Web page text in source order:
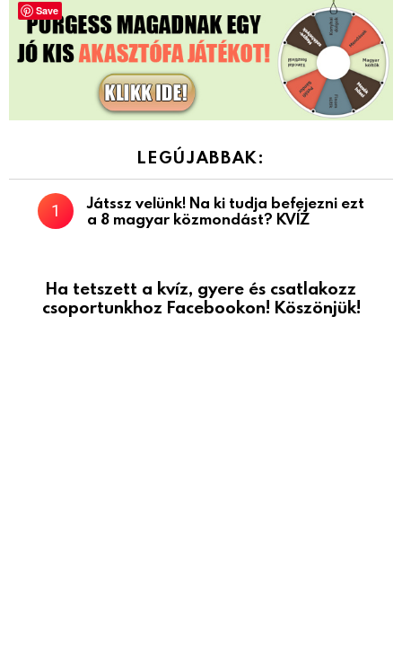
LEGÚJABBAK:
Játssz velünk! Na ki tudja befejezni ezt
a 8 magyar közmondást? KVÍZ
Ha tetszett a kvíz, gyere és csatlakozz
csoportunkhoz Facebookon! Köszönjük!
Save